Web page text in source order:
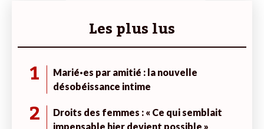
Les plus lus
1
Marié·es par amitié : la nouvelle
désobéissance intime
2
Droits des femmes : « Ce qui semblait
impensable hier devient possible »